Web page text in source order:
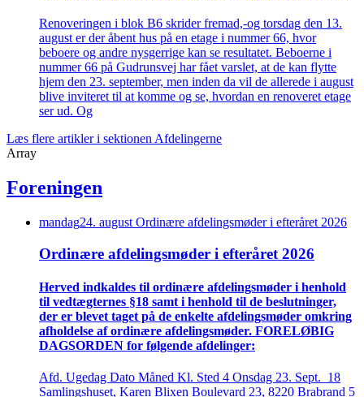
Renoveringen i blok B6 skrider fremad,-og torsdag den 13.
august er der åbent hus på en etage i nummer 66, hvor
beboere og andre nysgerrige kan se resultatet. Beboerne i
nummer 66 på Gudrunsvej har fået varslet, at de kan flytte
hjem den 23. september, men inden da vil de allerede i august
blive inviteret til at komme og se, hvordan en renoveret etage
ser ud. Og
Læs flere artikler i sektionen Afdelingerne
Array
Foreningen
mandag24. august Ordinære afdelings­møder i efteråret 2026
Ordinære afdelings­møder i efteråret 2026
Herved indkaldes til ordinære afdelings­møder i henhold
til vedtægternes §18 samt i henhold til de beslutninger,
der er blevet taget på de enkelte afdelings­møder omkring
afholdelse af ordinære afdelings­møder. FORELØBIG
DAGSORDEN for følgende afdelinger:
Afd. Ugedag Dato Måned Kl. Sted 4 Onsdag 23. Sept. 18
Samlingshuset, Karen Blixen Boulevard 23, 8220 Brabrand 5